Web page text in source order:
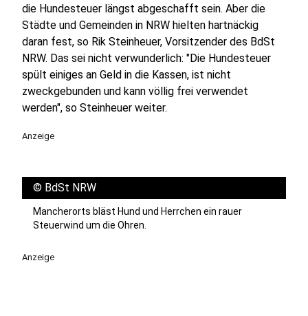
die Hundesteuer längst abgeschafft sein. Aber die
Städte und Gemeinden in NRW hielten hartnäckig
daran fest, so Rik Steinheuer, Vorsitzender des BdSt
NRW. Das sei nicht verwunderlich: "Die Hundesteuer
spült einiges an Geld in die Kassen, ist nicht
zweckgebunden und kann völlig frei verwendet
werden", so Steinheuer weiter.
Anzeige
© BdSt NRW
Mancherorts bläst Hund und Herrchen ein rauer
Steuerwind um die Ohren.
Anzeige